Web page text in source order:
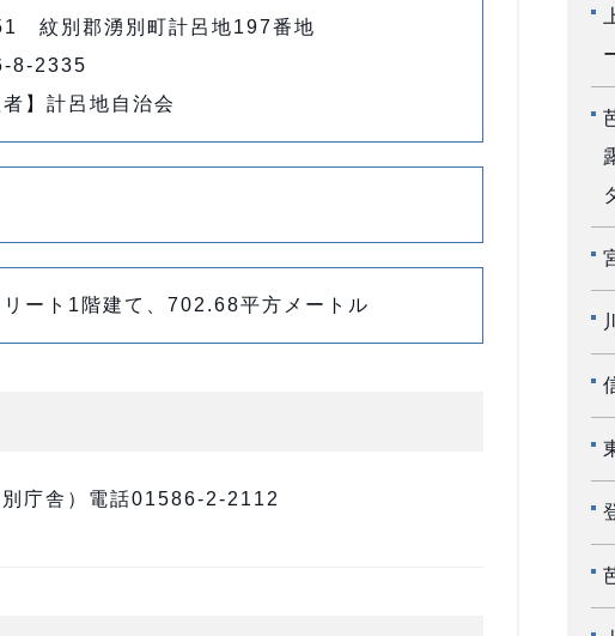
紋別郡湧別町計呂地197番地
8-2335
】計呂地自治会
ート1階建て、702.68平方メートル
庁舎）電話01586-2-2112